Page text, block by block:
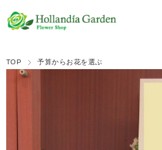
TOP 予算からお花を選ぶ